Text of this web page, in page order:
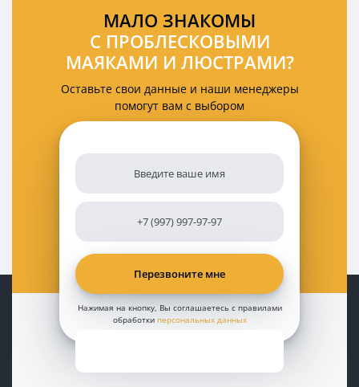
МАЛО ЗНАКОМЫ
С ПРОБЛЕСКОВЫМИ
МАЯКАМИ И ЛЮСТРАМИ?
Оставьте свои данные и наши менеджеры
помогут вам с выбором
Нажимая на кнопку, Вы соглашаетесь с правилами
обработки персональных данных